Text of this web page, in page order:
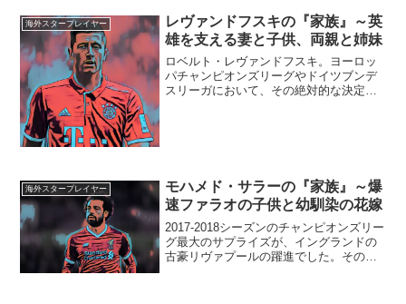
海外スタープレイヤー
レヴァンドフスキの『家族』～英
雄を支える妻と子供、両親と姉妹
ロベルト・レヴァンドフスキ。ヨーロッ
パチャンピオンズリーグやドイツブンデ
スリーガにおいて、その絶対的な決定力
海外スタープレイヤー
モハメド・サラーの『家族』～爆
速ファラオの子供と幼馴染の花嫁
2017-2018シーズンのチャンピオンズリー
グ最大のサプライズが、イングランドの
古豪リヴァプールの躍進でした。そのリ